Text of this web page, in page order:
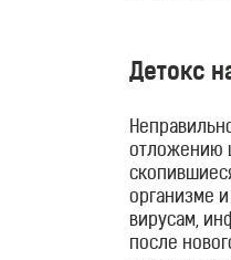
здоровья
Приборы
световой
терапии
Детокс
отложению
организме
вирусам,
после